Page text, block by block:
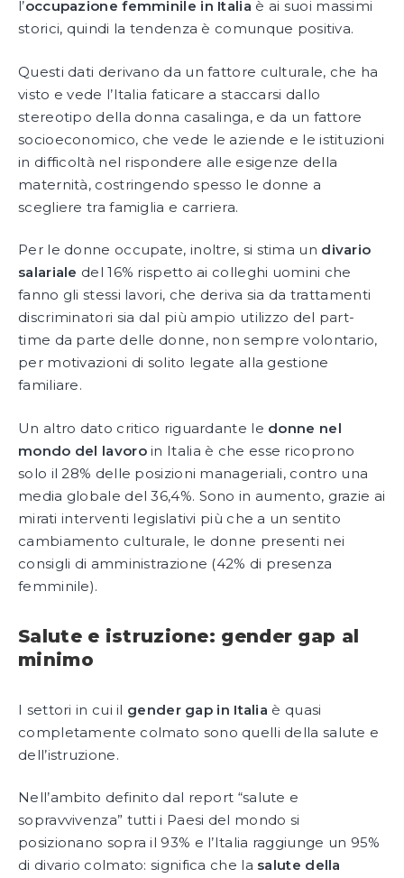
l’occupazione femminile in Italia è ai suoi massimi
storici, quindi la tendenza è comunque positiva.
Questi dati derivano da un fattore culturale, che ha
visto e vede l’Italia faticare a staccarsi dallo
stereotipo della donna casalinga, e da un fattore
socioeconomico, che vede le aziende e le istituzioni
in difficoltà nel rispondere alle esigenze della
maternità, costringendo spesso le donne a
scegliere tra famiglia e carriera.
Per le donne occupate, inoltre, si stima un divario
salariale del 16% rispetto ai colleghi uomini che
fanno gli stessi lavori, che deriva sia da trattamenti
discriminatori sia dal più ampio utilizzo del part-
time da parte delle donne, non sempre volontario,
per motivazioni di solito legate alla gestione
familiare.
Un altro dato critico riguardante le donne nel
mondo del lavoroin Italia è che esse ricoprono
solo il 28% delle posizioni manageriali, contro una
media globale del 36,4%. Sono in aumento, grazie ai
mirati interventi legislativi più che a un sentito
cambiamento culturale, le donne presenti nei
consigli di amministrazione (42% di presenza
femminile).
Salute e istruzione: gender gap al
minimo
I settori in cui il gender gap in Italia è quasi
completamente colmato sono quelli della salute e
dell’istruzione.
Nell’ambito definito dal report “salute e
sopravvivenza” tutti i Paesi del mondo si
posizionano sopra il 93% e l’Italia raggiunge un 95%
di divario colmato: significa che la salute della